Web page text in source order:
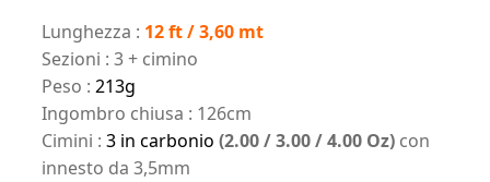
Lunghezza : 12 ft/ 3,60 mt
Sezioni : 3 + cimino
Peso : 213g
Ingombro chiusa : 126cm
Cimini : 3 in carbonio (2.00 / 3.00 / 4.00 Oz) con
innesto da 3,5mm